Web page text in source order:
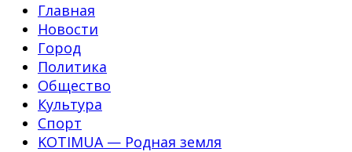
Главная
Новости
Город
Политика
Общество
Культура
Спорт
KOTIMUA — Родная земля